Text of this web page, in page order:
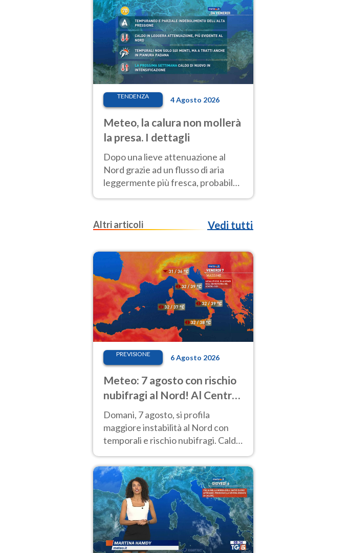
Ferragosto
TENDENZA 4 Agosto 2026
Meteo, la calura non mollerà
la presa. I dettagli
Dopo una lieve attenuazione al
Nord grazie ad un flusso di aria
leggermente più fresca, probabile
nuovo rinforzo dell’anticiclone
Altri articoli
Vedi tutti
PREVISIONE 6 Agosto 2026
Meteo: 7 agosto con rischio
nubifragi al Nord! Al Centro-
Sud caldo estremo
Domani, 7 agosto, si profila
maggiore instabilità al Nord con
temporali e rischio nubifragi. Caldo
previsioni.